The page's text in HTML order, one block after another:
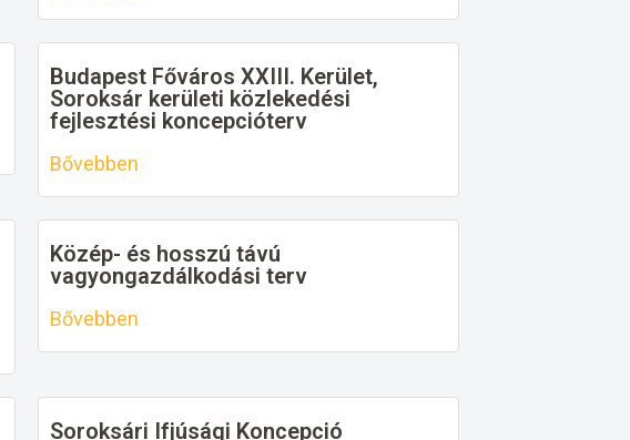
Budapest Főváros XXIII. Kerület,
Soroksár kerületi közlekedési
fejlesztési koncepcióterv
Bővebben
Közép- és hosszú távú
vagyongazdálkodási terv
Bővebben
Soroksári Ifjúsági Koncepció